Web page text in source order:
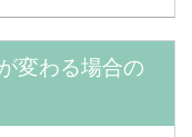
変わる場合の